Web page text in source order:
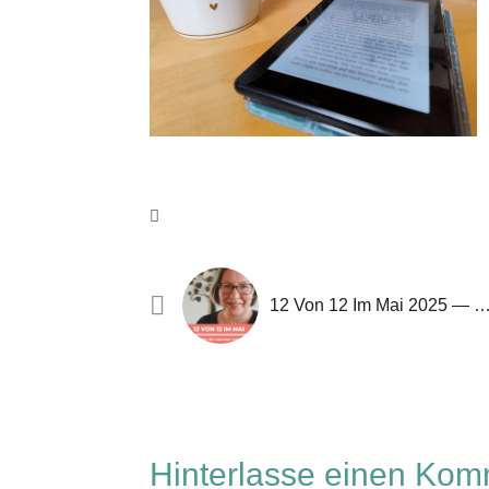
12 Von 12 Im Mai 2025 — Ein Blick Hinter Die Kulissen Meines Alltags
Hinterlasse einen